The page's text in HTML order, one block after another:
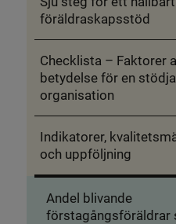
föräldraskapsstöd
Checklista – Faktorer
betydelse för en
organisation
Indikatorer,
och uppföljning
Andel blivande
förstagångsföräldrar